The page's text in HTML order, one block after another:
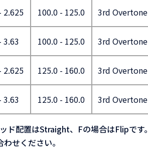
2.625 100.0 - 125.0 3rd Overtone
3.63 100.0 - 125.0 3rd Overtone
2.625 125.0 - 160.0 3rd Overtone
3.63 125.0 - 160.0 3rd Overtone
ド配置はStraight、Fの場合はFlipです。
せください。